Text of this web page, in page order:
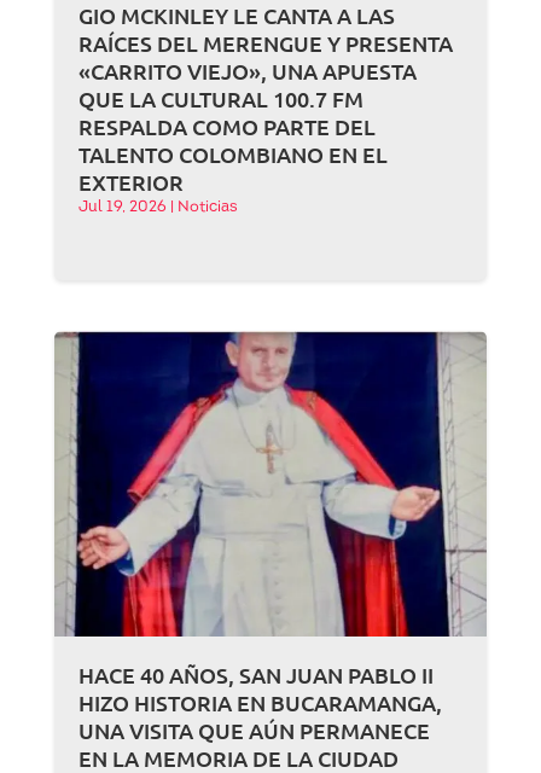
GIO MCKINLEY LE CANTA A LAS
RAÍCES DEL MERENGUE Y PRESENTA
«CARRITO VIEJO», UNA APUESTA
QUE LA CULTURAL 100.7 FM
RESPALDA COMO PARTE DEL
TALENTO COLOMBIANO EN EL
EXTERIOR
Jul 19, 2026 Noticias
HACE 40 AÑOS, SAN JUAN PABLO II
HIZO HISTORIA EN BUCARAMANGA,
UNA VISITA QUE AÚN PERMANECE
EN LA MEMORIA DE LA CIUDAD